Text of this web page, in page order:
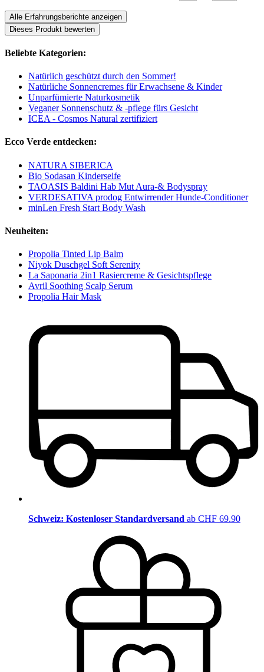
Alle Erfahrungsberichte anzeigen
Dieses Produkt bewerten
Beliebte Kategorien:
Natürlich geschützt durch den Sommer!
Natürliche Sonnencremes für Erwachsene & Kinder
Unparfümierte Naturkosmetik
Veganer Sonnenschutz & -pflege fürs Gesicht
ICEA - Cosmos Natural zertifiziert
Ecco Verde entdecken:
NATURA SIBERICA
Bio Sodasan Kinderseife
TAOASIS Baldini Hab Mut Aura-& Bodyspray
VERDESATIVA prodog Entwirrender Hunde-Conditioner
minLen Fresh Start Body Wash
Neuheiten:
Propolia Tinted Lip Balm
Niyok Duschgel Soft Serenity
La Saponaria 2in1 Rasiercreme & Gesichtspflege
Avril Soothing Scalp Serum
Propolia Hair Mask
Schweiz: Kostenloser Standardversand ab CHF 69.90